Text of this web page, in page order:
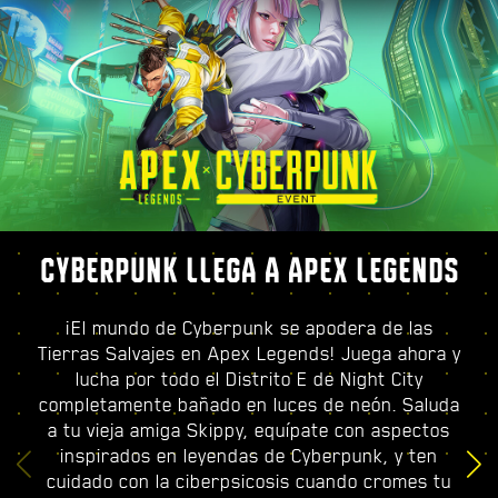
CYBERPUNK LLEGA A APEX LEGENDS
¡El mundo de Cyberpunk se apodera de las
Tierras Salvajes en Apex Legends! Juega ahora y
lucha por todo el Distrito E de Night City
completamente bañado en luces de neón. Saluda
a tu vieja amiga Skippy, equípate con aspectos
inspirados en leyendas de Cyberpunk, y ten
cuidado con la ciberpsicosis cuando cromes tu